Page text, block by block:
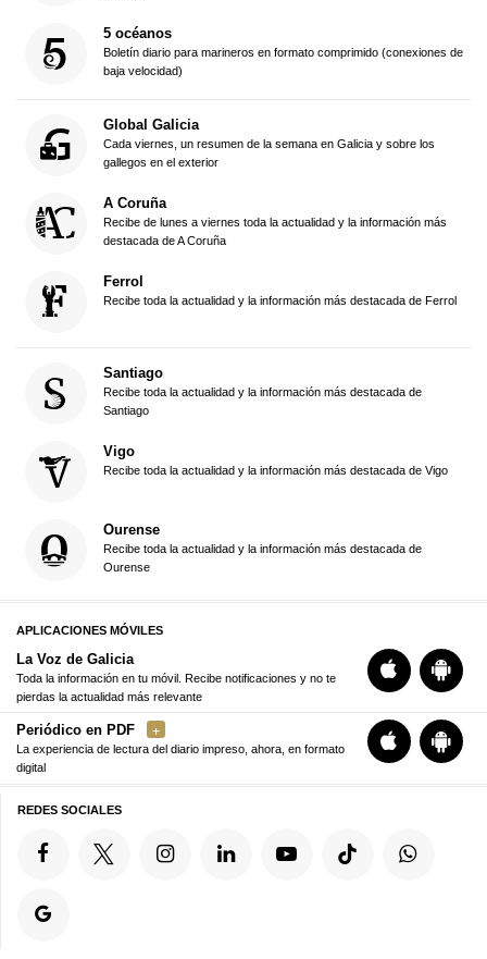
5 océanos
Boletín diario para marineros en formato comprimido (conexiones de
baja velocidad)
Global Galicia
Cada viernes, un resumen de la semana en Galicia y sobre los
gallegos en el exterior
A Coruña
Recibe de lunes a viernes toda la actualidad y la información más
destacada de A Coruña
Ferrol
Recibe toda la actualidad y la información más destacada de Ferrol
Santiago
Recibe toda la actualidad y la información más destacada de
Santiago
Vigo
Recibe toda la actualidad y la información más destacada de Vigo
Ourense
Recibe toda la actualidad y la información más destacada de
Ourense
APLICACIONES MÓVILES
La Voz de Galicia
Toda la información en tu móvil. Recibe notificaciones y no te
pierdas la actualidad más relevante
Periódico en PDF
La experiencia de lectura del diario impreso, ahora, en formato
digital
REDES SOCIALES